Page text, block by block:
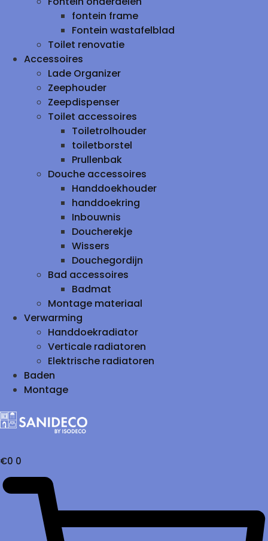
fontein frame
Fontein wastafelblad
Toilet renovatie
Accessoires
Lade Organizer
Zeephouder
Zeepdispenser
Toilet accessoires
Toiletrolhouder
toiletborstel
Prullenbak
Douche accessoires
Handdoekhouder
handdoekring
Inbouwnis
Doucherekje
Wissers
Douchegordijn
Bad accessoires
Badmat
Montage materiaal
Verwarming
Handdoekradiator
Verticale radiatoren
Elektrische radiatoren
Baden
Montage
€0 0